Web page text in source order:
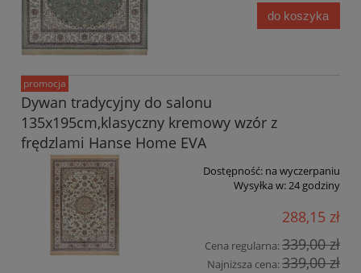
do koszyka
Dywan tradycyjny do salonu
135x195cm,klasyczny kremowy wzór z
frędzlami Hanse Home EVA
Dostępność: na wyczerpaniu
Wysyłka w:24 godziny
288,15 zł
Cena regularna:339,00 zł
Najniższa cena:339,00 zł
promocja